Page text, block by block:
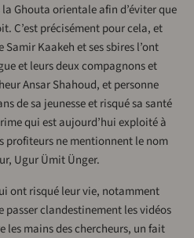
Ghouta orientale afin d’éviter que
C’est précisément pour cela, et
Kaakeh et ses sbires l’ont
et leurs deux compagnons et
Ansar Shahoud, et personne
de sa jeunesse et risqué sa santé
qui est aujourd’hui exploité à
profiteurs ne mentionnent le nom
Ugur Ümit Ünger.
ont risqué leur vie, notamment
clandestinement les vidéos
les mains des chercheurs, un fait